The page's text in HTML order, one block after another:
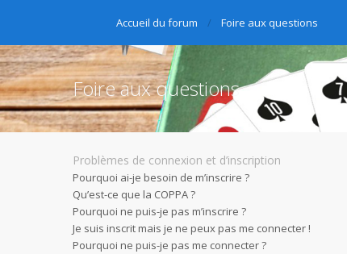
Accueil du forum Foire aux questions
Foire aux questions
Problèmes de connexion et d’inscription
Pourquoi ai-je besoin de m’inscrire ?
Qu’est-ce que la COPPA ?
Pourquoi ne puis-je pas m’inscrire ?
Je suis inscrit mais je ne peux pas me connecter !
Pourquoi ne puis-je pas me connecter ?